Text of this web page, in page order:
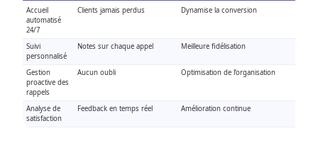
Accueil
automatisé
24/7
Clients jamais perdus Dynamise la conversion
Suivi
personnalisé
Notes sur chaque appel Meilleure fidélisation
Gestion
proactive des
rappels
Aucun oubli Optimisation de l’organisation
Analyse de
satisfaction
Feedback en temps réel Amélioration continue